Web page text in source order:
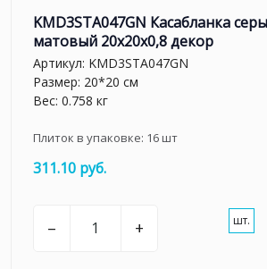
KMD3STA047GN Касабланка
матовый 20x20x0,8 декор
Артикул: KMD3STA047GN
Размер: 20*20 см
Вес: 0.758 кг
Плиток в упаковке: 16шт
311.10 руб.
– + шт.